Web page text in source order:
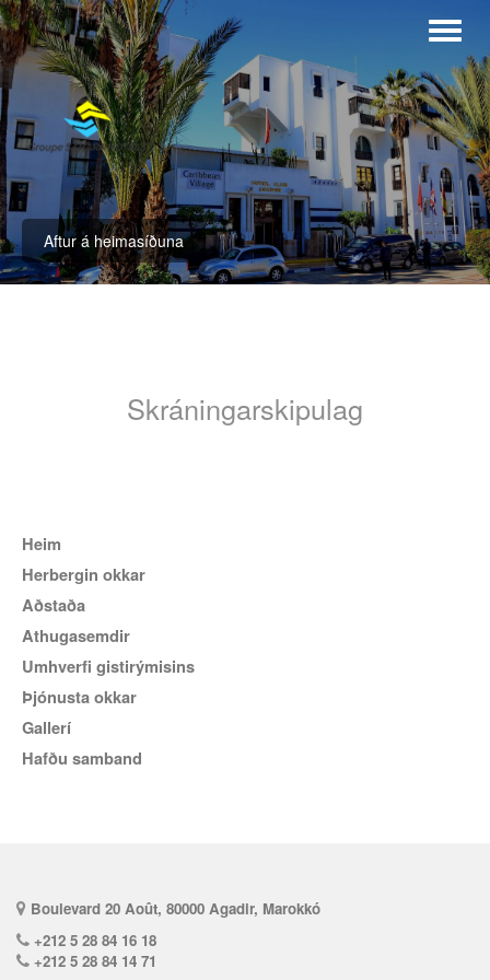
Aftur á heimasíðuna
Skráningarskipulag
Heim
Herbergin okkar
Aðstaða
Athugasemdir
Umhverfi gistirýmisins
Þjónusta okkar
Gallerí
hafðu samband
Boulevard 20 Août, 80000 Agadir, Marokkó
+212 5 28 84 16 18
+212 5 28 84 14 71